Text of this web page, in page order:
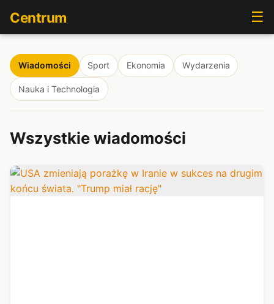
Centrum ☰
Wiadomości Sport Ekonomia Wydarzenia
Nauka i Technologia
Wszystkie wiadomości